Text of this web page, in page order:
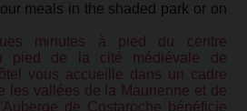
meals in the shaded park or on
minutes à pied du centre
pied de la cité médiévale de
vous accueille dans un cadre
les vallées de la Maurienne et de
de Costaroche bénéficie